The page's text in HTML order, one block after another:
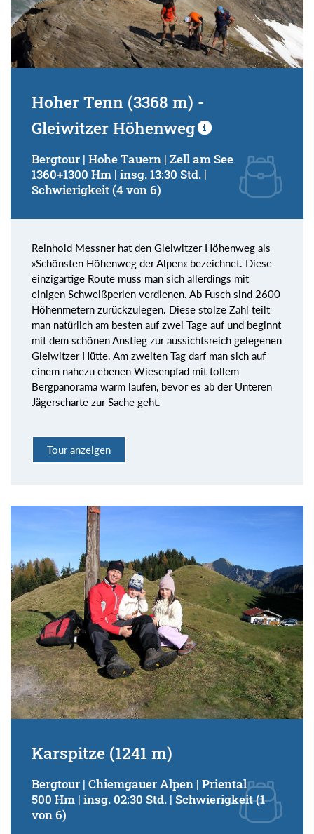
Hoher Tenn (3368 m) -
Gleiwitzer Höhenweg
Bergtour | Hohe Tauern | Zell am See
1360+1300 Hm | insg. 13:30 Std. |
Schwierigkeit (4 von 6)
Reinhold Messner hat den Gleiwitzer Höhenweg als
»Schönsten Höhenweg der Alpen« bezeichnet. Diese
einzigartige Route muss man sich allerdings mit
einigen Schweißperlen verdienen. Ab Fusch sind 2600
Höhenmetern zurückzulegen. Diese stolze Zahl teilt
man natürlich am besten auf zwei Tage auf und beginnt
mit dem schönen Anstieg zur aussichtsreich gelegenen
Gleiwitzer Hütte. Am zweiten Tag darf man sich auf
einem nahezu ebenen Wiesenpfad mit tollem
Bergpanorama warm laufen, bevor es ab der Unteren
Jägerscharte zur Sache geht.
Tour anzeigen
Karspitze (1241 m)
Bergtour | Chiemgauer Alpen | Priental
500 Hm | insg. 02:30 Std. | Schwierigkeit (1
von 6)